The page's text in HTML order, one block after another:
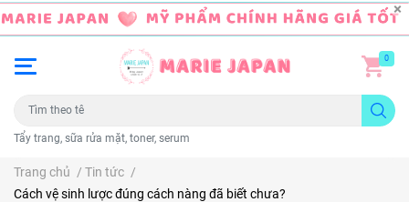
Tẩy trang, sữa rửa mặt, toner, serum
0
Trang chủ / Tin tức /
Cách vệ sinh lược đúng cách nàng đã biết chưa?